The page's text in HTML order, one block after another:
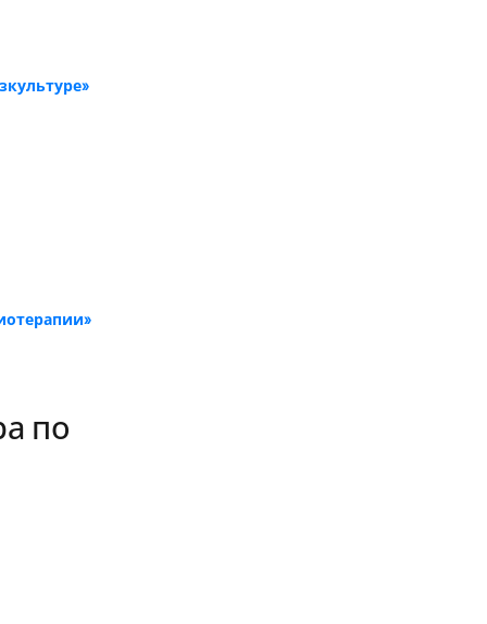
по